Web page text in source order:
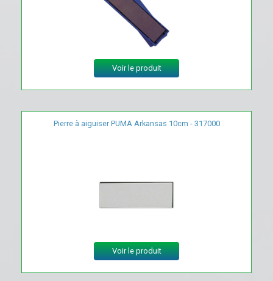
Voir le produit
Pierre à aiguiser PUMA Arkansas 10cm - 317000
Voir le produit